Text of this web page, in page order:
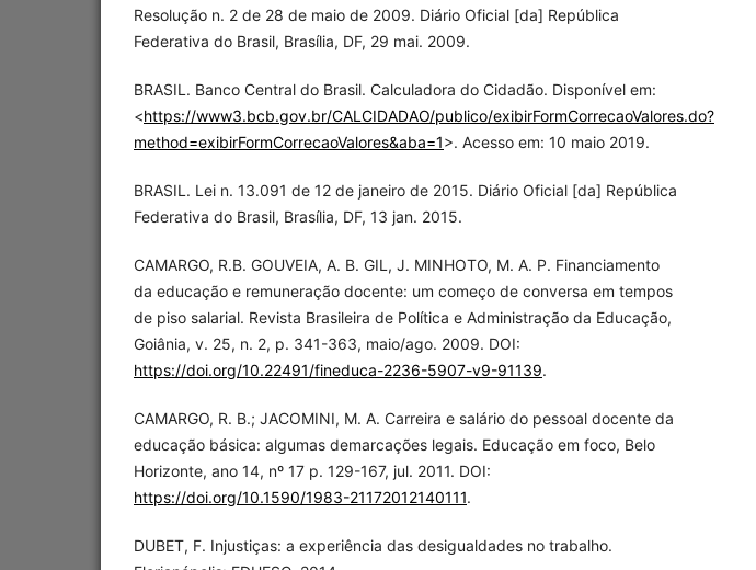
Resolução n. 2 de 28 de maio de 2009. Diário Oficial [da] República
Federativa do Brasil, Brasília, DF, 29 mai. 2009.
BRASIL. Banco Central do Brasil. Calculadora do Cidadão. Disponível em:
<https://www3.bcb.gov.br/CALCIDADAO/publico/exibirFormCorrecaoValores.do?
method=exibirFormCorrecaoValores&aba=1>. Acesso em: 10 maio 2019.
BRASIL. Lei n. 13.091 de 12 de janeiro de 2015. Diário Oficial [da] República
Federativa do Brasil, Brasília, DF, 13 jan. 2015.
CAMARGO, R.B. GOUVEIA, A. B. GIL, J. MINHOTO, M. A. P. Financiamento
da educação e remuneração docente: um começo de conversa em tempos
de piso salarial. Revista Brasileira de Política e Administração da Educação,
Goiânia, v. 25, n. 2, p. 341-363, maio/ago. 2009. DOI:
https://doi.org/10.22491/fineduca-2236-5907-v9-91139.
CAMARGO, R. B.; JACOMINI, M. A. Carreira e salário do pessoal docente da
educação básica: algumas demarcações legais. Educação em foco, Belo
Horizonte, ano 14, nº 17 p. 129-167, jul. 2011. DOI:
https://doi.org/10.1590/1983-21172012140111.
DUBET, F. Injustiças: a experiência das desigualdades no trabalho.